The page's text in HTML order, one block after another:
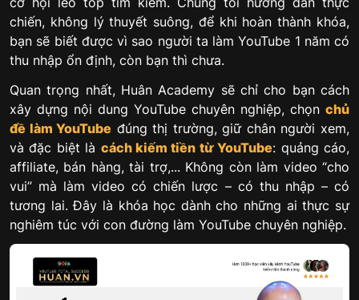
chiến, không lý thuyết suông, để khi hoàn thành khóa,
bạn sẽ biết được vì sao người ta làm YouTube 1 năm có
thu nhập ổn định, còn bạn thì chưa.
Quan trọng nhất, Huân Academy sẽ chỉ cho bạn cách
xây dựng nội dung YouTube chuyên nghiệp, chọn chủ
đề làm YouTube đúng thị trường, giữ chân người xem,
và đặc biệt là cách kiếm tiền từ YouTube: quảng cáo,
affiliate, bán hàng, tài trợ,... Không còn làm video “cho
vui” mà làm video có chiến lược – có thu nhập – có
tương lai. Đây là khóa học dành cho những ai thực sự
nghiêm túc với con đường làm YouTube chuyên nghiệp.